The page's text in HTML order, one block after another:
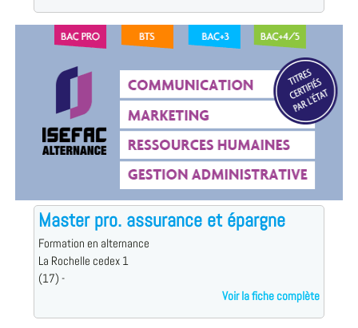
Master pro. assurance et épargne
Formation en alternance
La Rochelle cedex 1
(17) -
Voir la fiche complète